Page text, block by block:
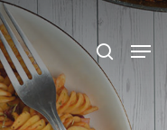
search
Close
Menu